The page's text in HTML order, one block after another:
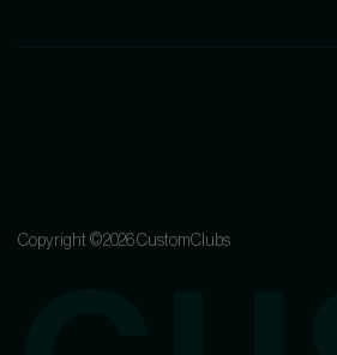
Copyright ©2026 CustomClubs